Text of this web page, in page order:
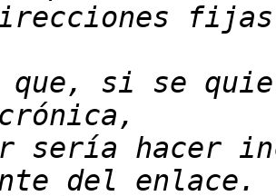
que, si se
sería hacer